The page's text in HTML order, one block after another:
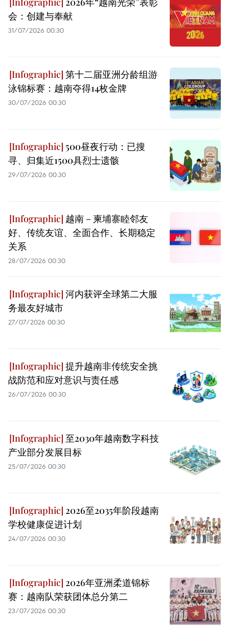
会：创建与奉献
31/07/2026 00:30
第十二届亚洲分龄组游
泳锦标赛：越南夺得14枚金牌
30/07/2026 00:30
500昼夜行动：已搜
寻、归集近1500具烈士遗骸
29/07/2026 00:30
越南－柬埔寨睦邻友
好、传统友谊、全面合作、长期稳定
关系
28/07/2026 00:30
河内获评全球第二大服
务最友好城市
27/07/2026 00:30
提升越南非传统安全挑
战防范和应对意识与责任感
26/07/2026 00:30
至2030年越南数字科技
产业部分发展目标
25/07/2026 00:30
2026至2035年阶段越南
学校健康促进计划
24/07/2026 00:30
2026年亚洲柔道锦标
赛：越南队荣获团体总分第二
23/07/2026 00:30